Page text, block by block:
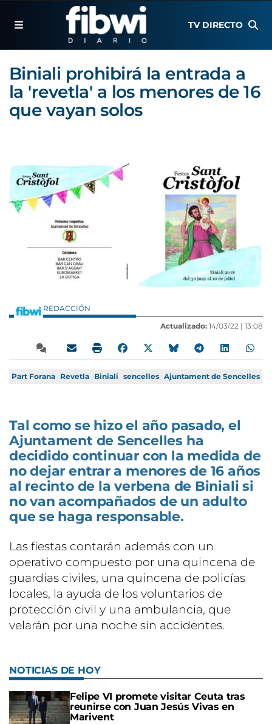
TV DIRECTO
Biniali prohibirá la entrada a
la 'revetla' a los menores de 16
que vayan solos
REDACCIÓN
Actualizado: 14/03/22 | 13:08
Part Forana Revetla Biniali sencelles Ajuntament de Sencelles
Tal como se hizo el año pasado, el
Ajuntament de Sencelles ha
decidido continuar con la medida de
no dejar entrar a menores de 16 años
al recinto de la verbena de Biniali si
no van acompañados de un adulto
que se haga responsable.
Las fiestas contarán además con un
operativo compuesto por una quincena de
guardias civiles, una quincena de policías
locales, la ayuda de los voluntarios de
protección civil y una ambulancia, que
velarán por una noche sin accidentes.
NOTICIAS DE HOY
Felipe VI promete visitar Ceuta tras
reunirse con Juan Jesús Vivas en
Marivent